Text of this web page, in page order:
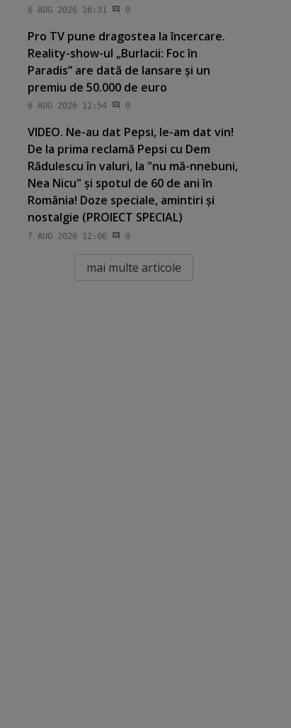
6 AUG 2026 16:31 0
Pro TV pune dragostea la încercare.
Reality-show-ul „Burlacii: Foc în
Paradis” are dată de lansare şi un
premiu de 50.000 de euro
6 AUG 2026 12:54 0
VIDEO. Ne-au dat Pepsi, le-am dat vin!
De la prima reclamă Pepsi cu Dem
Rădulescu în valuri, la "nu mă-nnebuni,
Nea Nicu" şi spotul de 60 de ani în
România! Doze speciale, amintiri şi
nostalgie (PROIECT SPECIAL)
7 AUG 2026 12:06 0
mai multe articole